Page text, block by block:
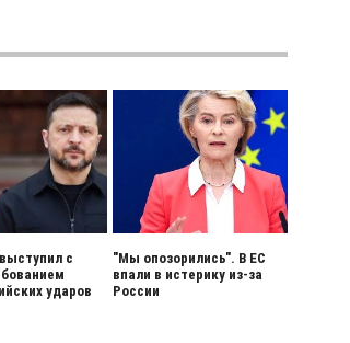
с
ударов
"Мы опозорились". В ЕС
впали в истерику из-за
России